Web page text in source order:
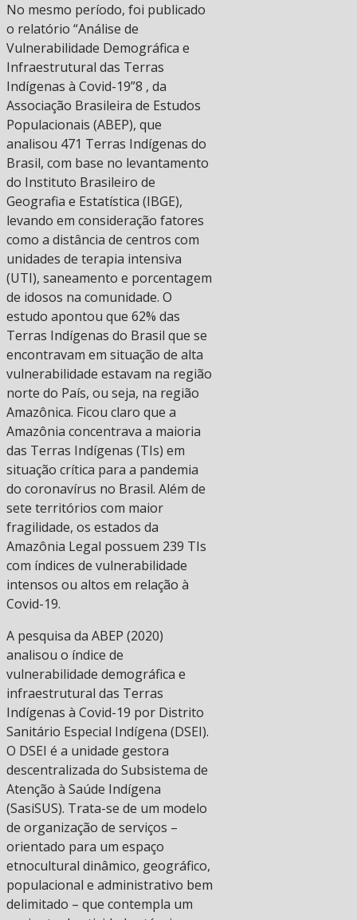
No mesmo período, foi publicado
o relatório “Análise de
Vulnerabilidade Demográfica e
Infraestrutural das Terras
Indígenas à Covid-19”8 , da
Associação Brasileira de Estudos
Populacionais (ABEP), que
analisou 471 Terras Indígenas do
Brasil, com base no levantamento
do Instituto Brasileiro de
Geografia e Estatística (IBGE),
levando em consideração fatores
como a distância de centros com
unidades de terapia intensiva
(UTI), saneamento e porcentagem
de idosos na comunidade. O
estudo apontou que 62% das
Terras Indígenas do Brasil que se
encontravam em situação de alta
vulnerabilidade estavam na região
norte do País, ou seja, na região
Amazônica. Ficou claro que a
Amazônia concentrava a maioria
das Terras Indígenas (TIs) em
situação crítica para a pandemia
do coronavírus no Brasil. Além de
sete territórios com maior
fragilidade, os estados da
Amazônia Legal possuem 239 TIs
com índices de vulnerabilidade
intensos ou altos em relação à
Covid-19.
A pesquisa da ABEP (2020)
analisou o índice de
vulnerabilidade demográfica e
infraestrutural das Terras
Indígenas à Covid-19 por Distrito
Sanitário Especial Indígena (DSEI).
O DSEI é a unidade gestora
descentralizada do Subsistema de
Atenção à Saúde Indígena
(SasiSUS). Trata-se de um modelo
de organização de serviços –
orientado para um espaço
etnocultural dinâmico, geográfico,
populacional e administrativo bem
delimitado – que contempla um